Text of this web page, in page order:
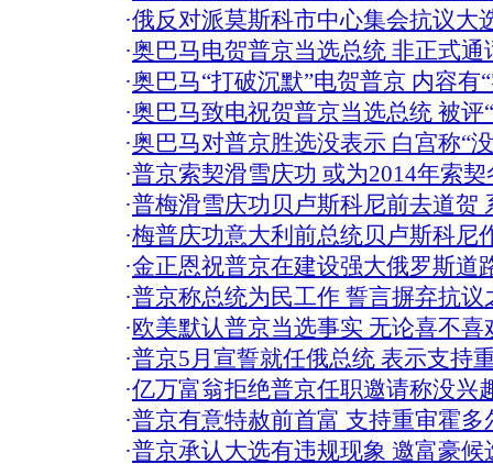
·俄反对派莫斯科市中心集会抗议大
·奥巴马电贺普京当选总统 非正式通
·奥巴马“打破沉默”电贺普京 内容有
·奥巴马致电祝贺普京当选总统 被评
·奥巴马对普京胜选没表示 白宫称“
·普京索契滑雪庆功 或为2014年索
·普梅滑雪庆功贝卢斯科尼前去道贺
·梅普庆功意大利前总统贝卢斯科尼
·金正恩祝普京在建设强大俄罗斯道
·普京称总统为民工作 誓言摒弃抗议
·欧美默认普京当选事实 无论喜不喜
·普京5月宣誓就任俄总统 表示支持
·亿万富翁拒绝普京任职邀请称没兴
·普京有意特赦前首富 支持重审霍多
·普京承认大选有违规现象 邀富豪候